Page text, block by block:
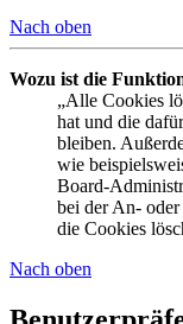
Nach oben
Wozu ist die
„Alle Cookies
hat und die
bleiben.
wie
Board-
bei der An-
die Cookies
Nach oben